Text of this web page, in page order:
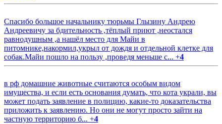
Спасибо большое начальнику тюрьмы Глызину Андрею
Андреевичу за бдительность ,тёплый приют ,неостался
равнодушным ,а нашёл место для Майи в
питомнике,накормил,укрыл от дождя и отдельной клетке для
собак.Майи пошло на пользу ,проведя меньше с... +4
в рф домашние животные считаются особым видом
имущества, и если есть основания думать, что кота украли, вы
может подать заявление в полицию, какие-то доказательства
приложить к заявлению. Но они не могут просто зайти на
частную территорию б... +4